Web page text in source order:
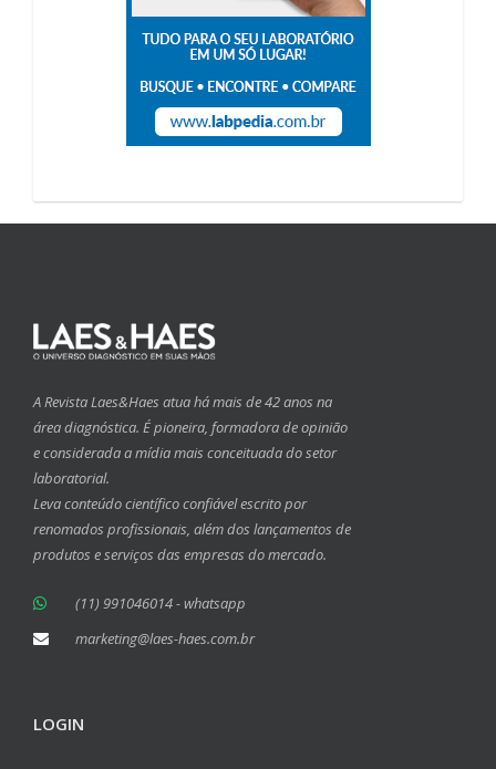
A Revista Laes&Haes atua há mais de 42 anos na
área diagnóstica. É pioneira, formadora de opinião
e considerada a mídia mais conceituada do setor
laboratorial.
Leva conteúdo científico confiável escrito por
renomados profissionais, além dos lançamentos de
produtos e serviços das empresas do mercado.
(11) 991046014 - whatsapp
marketing@laes-haes.com.br
LOGIN